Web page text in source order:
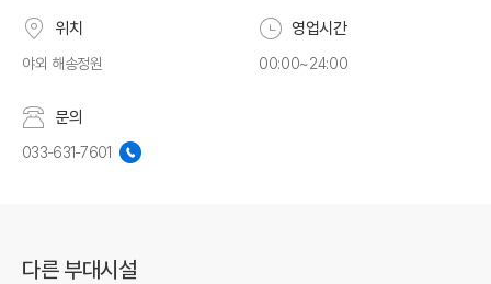
위치
야외 해송정원
영업시간
00:00~24:00
문의
033-631-7601
다른 부대시설